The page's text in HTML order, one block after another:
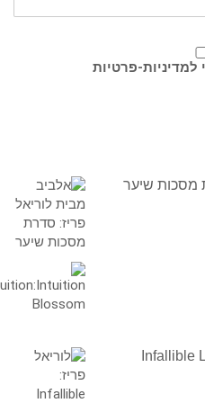
למדיניות-פרטיות
מסכות שיער